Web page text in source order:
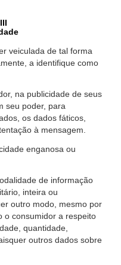
veiculada de tal forma
a identifique como
na publicidade de seus
seu poder, para
os dados fáticos,
à mensagem.
enganosa ou
de informação
inteira ou
outro modo, mesmo por
o consumidor a respeito
quantidade,
outros dados sobre